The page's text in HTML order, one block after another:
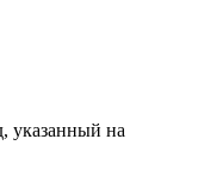
указанный на